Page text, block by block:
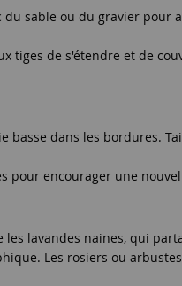
sable ou du gravier pour
tiges de s'étendre et de
dans les bordures.
pour encourager une
les lavandes naines, qui
Les rosiers ou